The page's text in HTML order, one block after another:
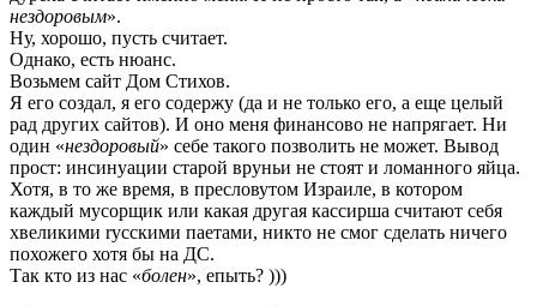
нездоровым».
Ну, хорошо, пусть считает.
Однако, есть нюанс.
Возьмем сайт Дом Стихов.
Я его создал, я его содержу (да и не только его, а еще целый
рад других сайтов). И оно меня финансово не напрягает. Ни
один «нездоровый» себе такого позволить не может. Вывод
прост: инсинуации старой вруньи не стоят и ломанного яйца.
Хотя, в то же время, в пресловутом Израиле, в котором
каждый мусорщик или какая другая кассирша считают себя
хвеликими rусскими паетами, никто не смог сделать ничего
похожего хотя бы на ДС.
Так кто из нас «болен», епыть? )))